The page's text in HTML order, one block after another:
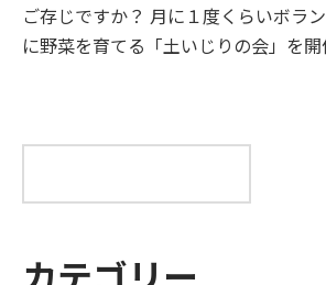
ご存じですか？ 月に１度くらいボラ
に野菜を育てる「土いじりの会」を